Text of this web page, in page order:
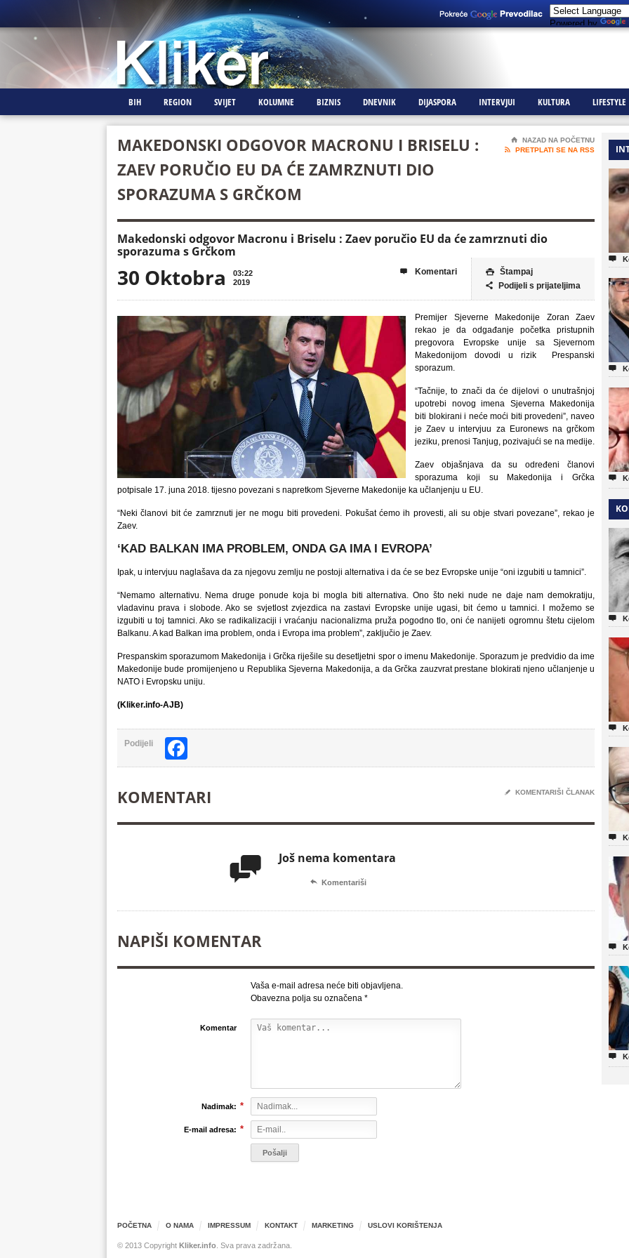
Powered by
BIH REGION SVIJET KOLUMNE BIZNIS DNEVNIK DIJASPORA INTERVJUI KULTURA LIFESTYLE
MAKEDONSKI ODGOVOR MACRONU I BRISELU :
ZAEV PORUČIO EU DA ĆE ZAMRZNUTI DIO
SPORAZUMA S GRČKOM
⌂
NAZAD NA POČETNU

PRETPLATI SE NA RSS
Makedonski odgovor Macronu i Briselu : Zaev poručio EU da će zamrznuti dio
sporazuma s Grčkom
30 Oktobra
03:22
2019
 Štampaj
 Podijeli s prijateljima
 Komentari
Premijer Sjeverne Makedonije Zoran Zaev
rekao je da odgađanje početka pristupnih
pregovora Evropske unije sa Sjevernom
Makedonijom dovodi u rizik Prespanski
sporazum.
“Tačnije, to znači da će dijelovi o unutrašnjoj
upotrebi novog imena Sjeverna Makedonija
biti blokirani i neće moći biti provedeni”, naveo
je Zaev u intervjuu za Euronews na grčkom
jeziku, prenosi Tanjug, pozivajući se na medije.
Zaev objašnjava da su određeni članovi
sporazuma koji su Makedonija i Grčka
potpisale 17. juna 2018. tijesno povezani s napretkom Sjeverne Makedonije ka učlanjenju u EU.
“Neki članovi bit će zamrznuti jer ne mogu biti provedeni. Pokušat ćemo ih provesti, ali su obje stvari povezane”, rekao je
Zaev.
‘KAD BALKAN IMA PROBLEM, ONDA GA IMA I EVROPA’
Ipak, u intervjuu naglašava da za njegovu zemlju ne postoji alternativa i da će se bez Evropske unije “oni izgubiti u tamnici”.
“Nemamo alternativu. Nema druge ponude koja bi mogla biti alternativa. Ono što neki nude ne daje nam demokratiju,
vladavinu prava i slobode. Ako se svjetlost zvjezdica na zastavi Evropske unije ugasi, bit ćemo u tamnici. I možemo se
izgubiti u toj tamnici. Ako se radikalizaciji i vraćanju nacionalizma pruža pogodno tlo, oni će nanijeti ogromnu štetu cijelom
Balkanu. A kad Balkan ima problem, onda i Evropa ima problem”, zaključio je Zaev.
Prespanskim sporazumom Makedonija i Grčka riješile su desetljetni spor o imenu Makedonije. Sporazum je predvidio da ime
Makedonije bude promijenjeno u Republika Sjeverna Makedonija, a da Grčka zauzvrat prestane blokirati njeno učlanjenje u
NATO i Evropsku uniju.
(Kliker.info-AJB)
Podijeli
KOMENTARI ✎ KOMENTARIŠI ČLANAK
 Još nema komentara
 Komentariši
NAPIŠI KOMENTAR
Vaša e-mail adresa neće biti objavljena.
Obavezna polja su označena *
Komentar
Nadimak: *
E-mail adresa: *








POČETNA O NAMA IMPRESSUM KONTAKT MARKETING USLOVI KORIŠTENJA
© 2013 Copyright Kliker.info . Sva prava zadržana.